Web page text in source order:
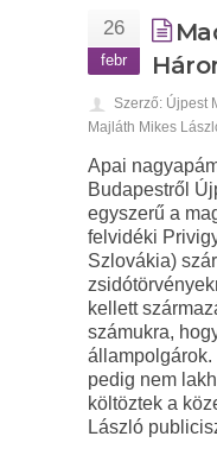
26
febr
Szerző: Újpest
Majláth Mikes
Apai
Budapestről
egyszerű a
felvidéki
Szlovákia)
kellett
számukra,
pedig nem
költöztek a
László